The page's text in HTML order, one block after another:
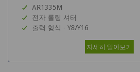
AR1335M
전자 롤링 셔터
출력 형식 - Y8/Y16
자세히 알아보기